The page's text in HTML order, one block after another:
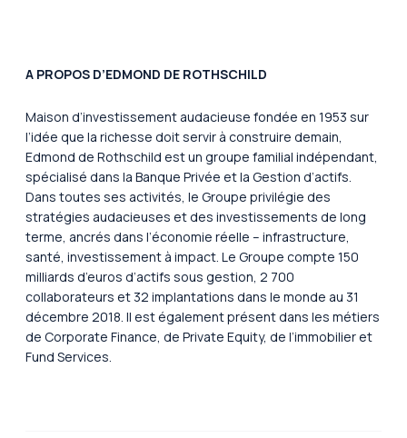
A PROPOS D’EDMOND DE ROTHSCHILD
Maison d’investissement audacieuse fondée en 1953 sur
l’idée que la richesse doit servir à construire demain,
Edmond de Rothschild est un groupe familial indépendant,
spécialisé dans la Banque Privée et la Gestion d’actifs.
Dans toutes ses activités, le Groupe privilégie des
stratégies audacieuses et des investissements de long
terme, ancrés dans l’économie réelle – infrastructure,
santé, investissement à impact. Le Groupe compte 150
milliards d’euros d’actifs sous gestion, 2 700
collaborateurs et 32 implantations dans le monde au 31
décembre 2018. Il est également présent dans les métiers
de Corporate Finance, de Private Equity, de l’immobilier et
Fund Services.